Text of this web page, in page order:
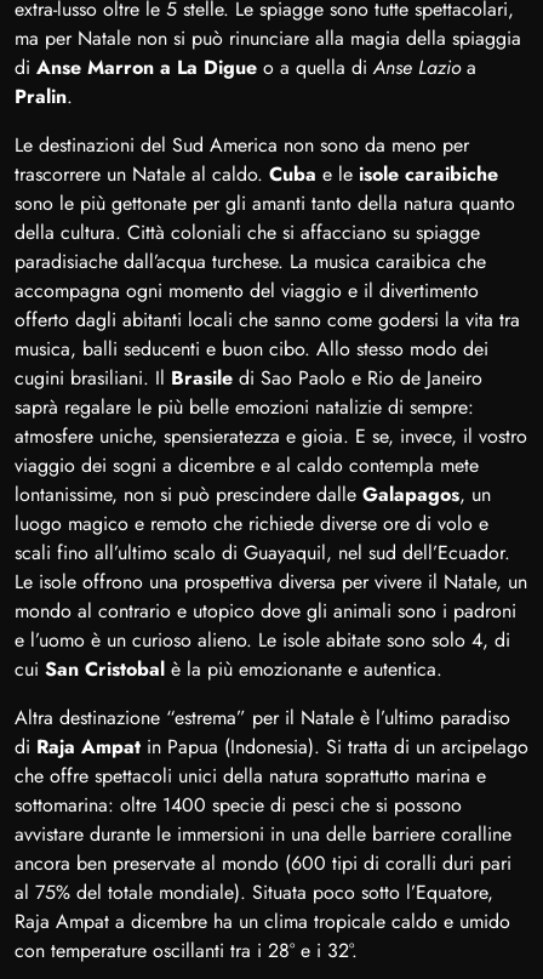
extra-lusso oltre le 5 stelle. Le spiagge sono tutte spettacolari,
ma per Natale non si può rinunciare alla magia della spiaggia
di Anse Marron a La Digue o a quella diAnse Lazioa
Pralin.
Le destinazioni del Sud America non sono da meno per
trascorrere un Natale al caldo. Cuba e le isole caraibiche
sono le più gettonate per gli amanti tanto della natura quanto
della cultura. Città coloniali che si affacciano su spiagge
paradisiache dall’acqua turchese. La musica caraibica che
accompagna ogni momento del viaggio e il divertimento
offerto dagli abitanti locali che sanno come godersi la vita tra
musica, balli seducenti e buon cibo. Allo stesso modo dei
cugini brasiliani. Il Brasile di Sao Paolo e Rio de Janeiro
saprà regalare le più belle emozioni natalizie di sempre:
atmosfere uniche, spensieratezza e gioia. E se, invece, il vostro
viaggio dei sogni a dicembre e al caldo contempla mete
lontanissime, non si può prescindere dalle Galapagos, un
luogo magico e remoto che richiede diverse ore di volo e
scali fino all’ultimo scalo di Guayaquil, nel sud dell’Ecuador.
Le isole offrono una prospettiva diversa per vivere il Natale, un
mondo al contrario e utopico dove gli animali sono i padroni
e l’uomo è un curioso alieno. Le isole abitate sono solo 4, di
cui San Cristobal è la più emozionante e autentica.
Altra destinazione “estrema” per il Natale è l’ultimo paradiso
di Raja Ampat in Papua (Indonesia). Si tratta di un arcipelago
che offre spettacoli unici della natura soprattutto marina e
sottomarina: oltre 1400 specie di pesci che si possono
avvistare durante le immersioni in una delle barriere coralline
ancora ben preservate al mondo (600 tipi di coralli duri pari
al 75% del totale mondiale). Situata poco sotto l’Equatore,
Raja Ampat a dicembre ha un clima tropicale caldo e umido
con temperature oscillanti tra i 28° e i 32°.